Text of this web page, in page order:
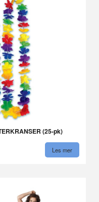
(25-pk)
Les mer